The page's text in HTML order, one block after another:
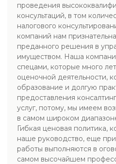
проведения
консультаций, в том
налогового
компаний нам
преданного решения в
имуществом. Наша
спецами, которые много
оценочной деятельности,
образование и долгую
предоставления
услуг, потому, мы имеем
в самом широком
Гибкая ценовая политика,
наше руководство, еще
работы выполняются в
самом высочайшем